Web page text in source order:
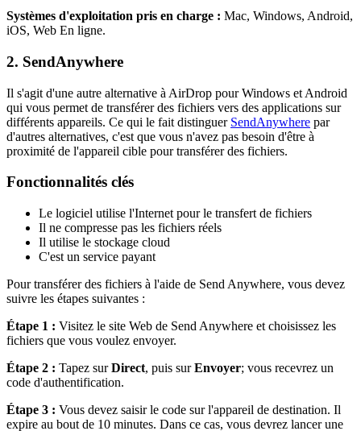
Systèmes d'exploitation pris en charge : Mac, Windows, Android,
iOS, Web En ligne.
2. SendAnywhere
Il s'agit d'une autre alternative à AirDrop pour Windows et Android
qui vous permet de transférer des fichiers vers des applications sur
différents appareils. Ce qui le fait distinguer SendAnywhere par
d'autres alternatives, c'est que vous n'avez pas besoin d'être à
proximité de l'appareil cible pour transférer des fichiers.
Fonctionnalités clés
Le logiciel utilise l'Internet pour le transfert de fichiers
Il ne compresse pas les fichiers réels
Il utilise le stockage cloud
C'est un service payant
Pour transférer des fichiers à l'aide de Send Anywhere, vous devez
suivre les étapes suivantes :
Étape 1 : Visitez le site Web de Send Anywhere et choisissez les
fichiers que vous voulez envoyer.
Étape 2 : Tapez surDirect, puis surEnvoyer; vous recevrez un
code d'authentification.
Étape 3 : Vous devez saisir le code sur l'appareil de destination. Il
expire au bout de 10 minutes. Dans ce cas, vous devrez lancer une